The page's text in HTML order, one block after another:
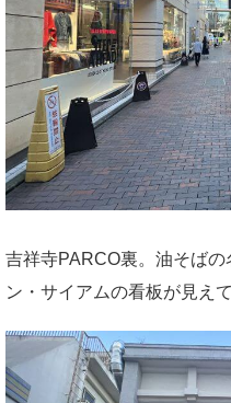
吉祥寺PARCO裏。油そば
ン・サイアムの看板が見えて